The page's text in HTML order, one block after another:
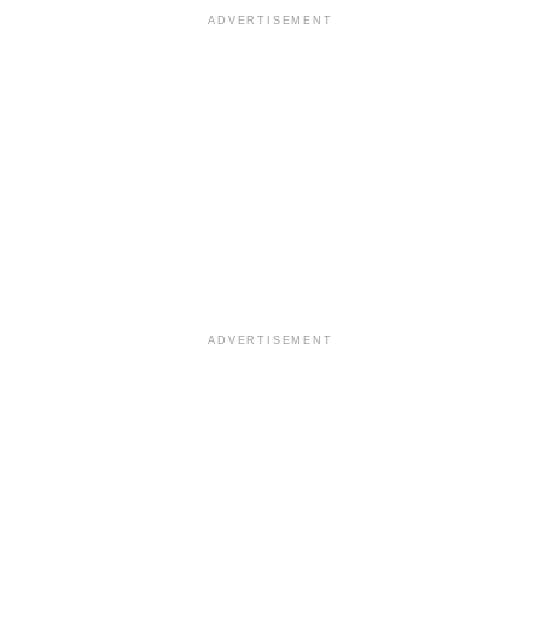
ADVERTISEMENT
ADVERTISEMENT